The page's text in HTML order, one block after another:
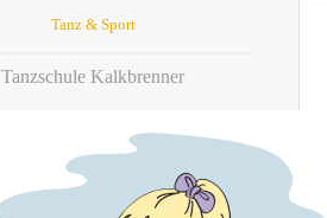
Tanz & Sport
Tanzschule Kalkbrenner